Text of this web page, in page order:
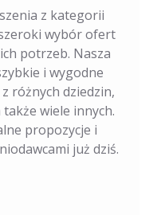
z kategorii
wybór ofert
potrzeb. Nasza
i wygodne
różnych dziedzin,
wiele innych.
propozycje i
już dziś.